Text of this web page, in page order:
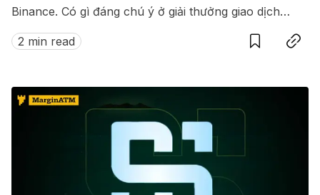
Binance. Có gì đáng chú ý ở giải thưởng giao dịch
này?
2 min read
SaveCopy link